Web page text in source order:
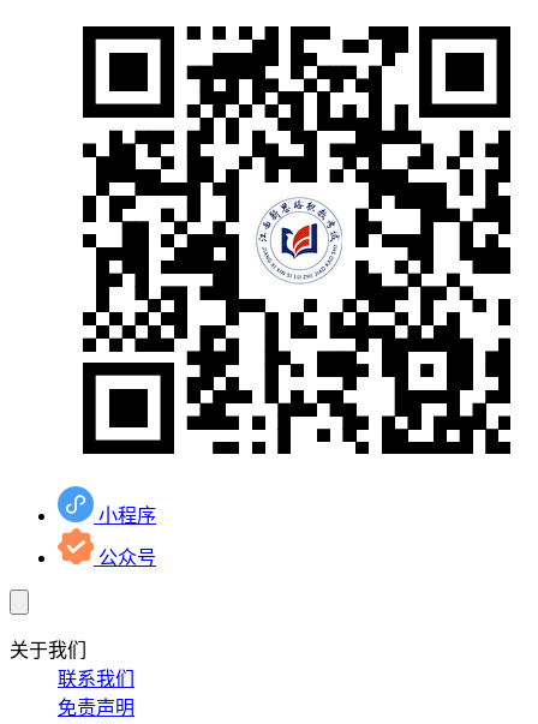
小程序
公众号
关于我们
联系我们
免责声明